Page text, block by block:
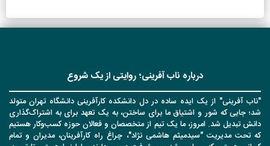
مسیر ادامه می‌دهیم و احتمالاً نتیجه را می‌توان حدس زد! حس
اینکه یک جای کار می‌لنگد و آن‌طور که می‌خواهیم و تلاش
درباره ناب آفرینی؛ روایتی از یک شروع
"ناب آفرینی" از یک ایده ساده در دل دانشکده کارآفرینی دانشگاه تهران متولد
شد؛ جایی که شور و اشتیاق ما برای ساختن، به یک تعهد برای به اشتراک‌گذاری
دانش تبدیل شد. امروز، ما یک تیم از متخصصان و فعالان حوزه کسب‌وکار هستیم
که تحت مدیریت "سیدمیثم هاشمی نژاد"، چراغ راه کارآفرینان، مدیران و تمام